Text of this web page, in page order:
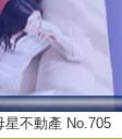
星不動產 No.705